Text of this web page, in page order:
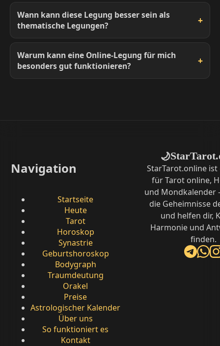
Wann kann diese Legung besser sein als
thematische Legungen?
Warum kann eine Online-Legung für mich
besonders gut funktionieren?
Navigation
Startseite
Heute
Tarot
Horoskop
Synastrie
Geburtshoroskop
Bodygraph
Traumdeutung
Orakel
Preise
Astrologischer Kalender
Über uns
So funktioniert es
Kontakt
🌙
StarTarot.online
für Tarot online,
und Mondkalender
die Geheimnisse
und helfen dir,
Harmonie und
finden.